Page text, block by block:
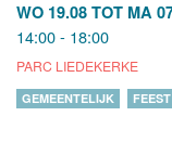
WO 19.08 TOT MA
14:00 - 18:00
PARC LIEDEKERKE
GEMEENTELIJK FEEST